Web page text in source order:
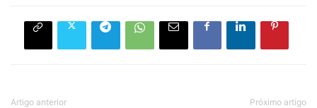
Artigo anterior Próximo artigo